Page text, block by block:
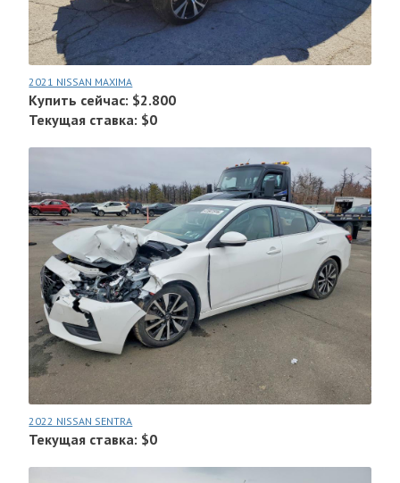
2021 NISSAN MAXIMA
Купить сейчас: $2.800
Текущая ставка: $0
2022 NISSAN SENTRA
Текущая ставка: $0